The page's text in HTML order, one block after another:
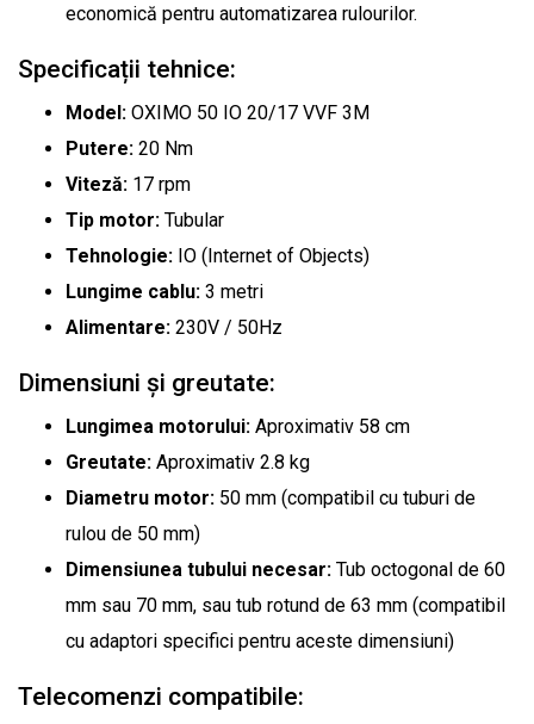
economică pentru automatizarea rulourilor.
Specificații tehnice:
Model: OXIMO 50 IO 20/17 VVF 3M
Putere: 20 Nm
Viteză: 17 rpm
Tip motor: Tubular
Tehnologie: IO (Internet of Objects)
Lungime cablu: 3 metri
Alimentare: 230V / 50Hz
Dimensiuni și greutate:
Lungimea motorului: Aproximativ 58 cm
Greutate: Aproximativ 2.8 kg
Diametru motor: 50 mm (compatibil cu tuburi de
rulou de 50 mm)
Dimensiunea tubului necesar: Tub octogonal de 60
mm sau 70 mm, sau tub rotund de 63 mm (compatibil
cu adaptori specifici pentru aceste dimensiuni)
Telecomenzi compatibile: